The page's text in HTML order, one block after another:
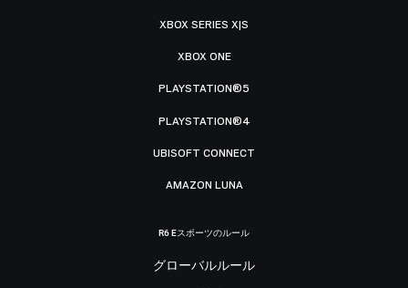
XBOX SERIES X|S
XBOX ONE
PLAYSTATION®5
PLAYSTATION®4
UBISOFT CONNECT
AMAZON LUNA
R6 Eスポーツのルール
グローバルルール